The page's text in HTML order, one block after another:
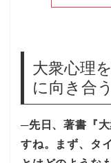
大衆心理
に向き合う
─先日、著書『
すね。まず、タ